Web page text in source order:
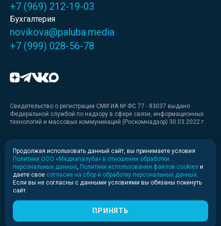
+7 (969) 212-19-03
Бухгалтерия
novikova@paluba.media
+7 (999) 028-56-78
Свидетельство о регистрации СМИ ИА № ФС 77 - 83037 выдано
Федеральной службой по надзору в сфере связи, информационных
технологий и массовых коммуникаций (Роскомнадзор) 30.03.2022 г.
Медиакит
Медиакит для печати
Политика конфиденциальности
© 2020-2026 Информационное агентство «Медиапалуба»
Продолжая использовать данный сайт, вы принимаете условия
Политики ООО «Медиапалуба» в отношении обработки
персональных данных Политики использования файлов cookies и
даете свое согласие на сбор и обработку персональных данных
Если вы не согласны с данными условиями вы обязаны покинуть
сайт.
ПРИНЯТЬ